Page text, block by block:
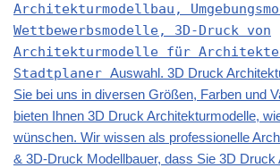
Architekturmodellbau,
Wettbewerbsmodelle, 3D-Druck von
Architekturmodelle für
Stadtplaner Auswahl. 3D Druck
Sie bei uns in diversen Größen, Farben und
bieten Ihnen 3D Druck Architekturmodelle,
wünschen. Wir wissen als professionelle
& 3D-Druck Modellbauer, dass Sie 3D Druck